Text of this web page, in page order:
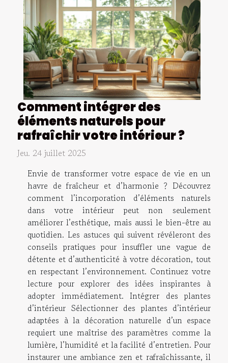
Comment intégrer des
éléments naturels pour
rafraîchir votre intérieur ?
Jeu. 24 juillet 2025
Envie de transformer votre espace de vie en un
havre de fraîcheur et d’harmonie ? Découvrez
comment l’incorporation d’éléments naturels
dans votre intérieur peut non seulement
améliorer l’esthétique, mais aussi le bien-être au
quotidien. Les astuces qui suivent révéleront des
conseils pratiques pour insuffler une vague de
détente et d’authenticité à votre décoration, tout
en respectant l’environnement. Continuez votre
lecture pour explorer des idées inspirantes à
adopter immédiatement. Intégrer des plantes
d’intérieur Sélectionner des plantes d’intérieur
adaptées à la décoration naturelle d’un espace
requiert une maîtrise des paramètres comme la
lumière, l’humidité et la facilité d’entretien. Pour
instaurer une ambiance zen et rafraîchissante, il